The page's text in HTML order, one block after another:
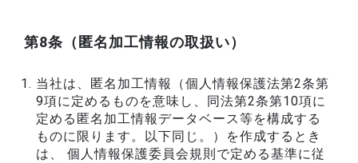
第8条（匿名加工情報の取扱い）
当社は、匿名加工情報（個人情報保護法第2条第
9項に定めるものを意味し、同法第2条第10項に
定める匿名加工情報データベース等を構成する
ものに限ります。以下同じ。）を作成するとき
は、 個人情報保護委員会規則で定める基準に従